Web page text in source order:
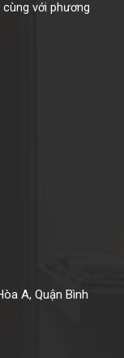
với phương
A, Quận Bình